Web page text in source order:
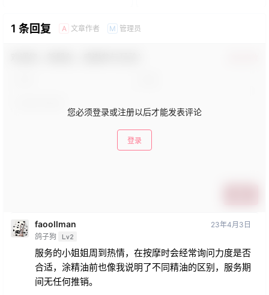
1 条回复 A 文章作者 M 管理员
您必须登录或注册以后才能发表评论
登录
faoollman
鸽子狗 Lv2
23年4月3日
服务的小姐姐周到热情，在按摩时会经常询问力度是否
合适，涂精油前也像我说明了不同精油的区别，服务期
间无任何推销。